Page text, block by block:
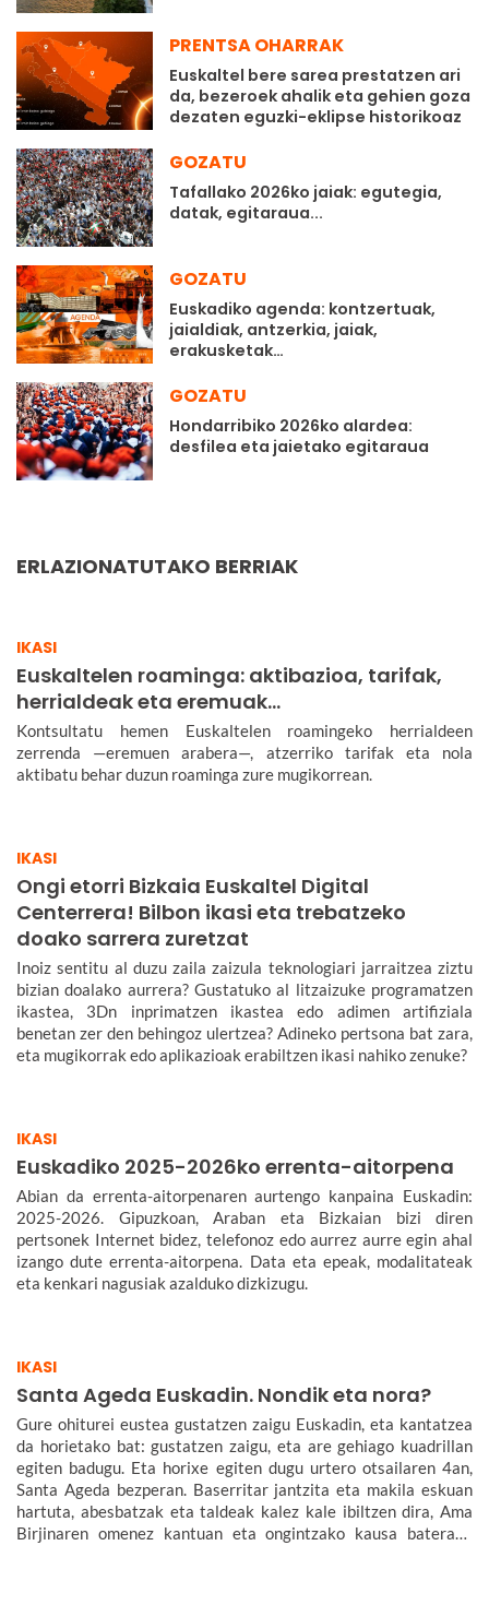
PRENTSA OHARRAK
Euskaltel bere sarea prestatzen ari
da, bezeroek ahalik eta gehien goza
dezaten eguzki-eklipse historikoaz
GOZATU
Tafallako 2026ko jaiak: egutegia,
datak, egitaraua...
GOZATU
Euskadiko agenda: kontzertuak,
jaialdiak, antzerkia, jaiak,
erakusketak…
GOZATU
Hondarribiko 2026ko alardea:
desfilea eta jaietako egitaraua
ERLAZIONATUTAKO BERRIAK
IKASI
Euskaltelen roaminga: aktibazioa, tarifak,
herrialdeak eta eremuak…
Kontsultatu hemen Euskaltelen roamingeko herrialdeen
zerrenda —eremuen arabera—, atzerriko tarifak eta nola
aktibatu behar duzun roaminga zure mugikorrean.
IKASI
Ongi etorri Bizkaia Euskaltel Digital
Centerrera! Bilbon ikasi eta trebatzeko
doako sarrera zuretzat
Inoiz sentitu al duzu zaila zaizula teknologiari jarraitzea ziztu
bizian doalako aurrera? Gustatuko al litzaizuke programatzen
ikastea, 3Dn inprimatzen ikastea edo adimen artifiziala
benetan zer den behingoz ulertzea? Adineko pertsona bat zara,
eta mugikorrak edo aplikazioak erabiltzen ikasi nahiko zenuke?
IKASI
Euskadiko 2025-2026ko errenta-aitorpena
Abian da errenta-aitorpenaren aurtengo kanpaina Euskadin:
2025-2026. Gipuzkoan, Araban eta Bizkaian bizi diren
pertsonek Internet bidez, telefonoz edo aurrez aurre egin ahal
izango dute errenta-aitorpena. Data eta epeak, modalitateak
eta kenkari nagusiak azalduko dizkizugu.
IKASI
Santa Ageda Euskadin. Nondik eta nora?
Gure ohiturei eustea gustatzen zaigu Euskadin, eta kantatzea
da horietako bat: gustatzen zaigu, eta are gehiago kuadrillan
egiten badugu. Eta horixe egiten dugu urtero otsailaren 4an,
Santa Ageda bezperan. Baserritar jantzita eta makila eskuan
hartuta, abesbatzak eta taldeak kalez kale ibiltzen dira, Ama
Birjinaren omenez kantuan eta ongintzako kausa baterako